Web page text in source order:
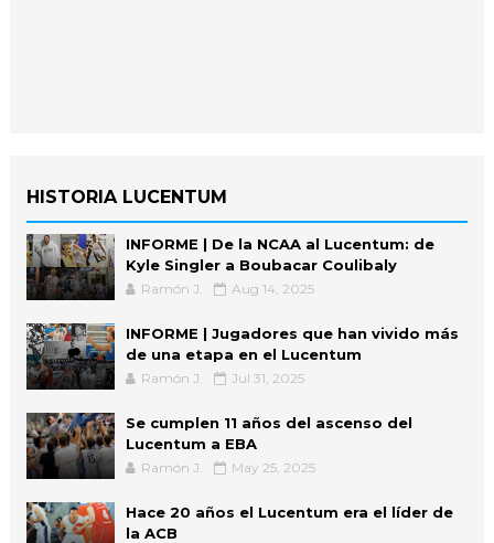
HISTORIA LUCENTUM
INFORME | De la NCAA al Lucentum: de
Kyle Singler a Boubacar Coulibaly
Ramón J. Aug 14, 2025
INFORME | Jugadores que han vivido más
de una etapa en el Lucentum
Ramón J. Jul 31, 2025
Se cumplen 11 años del ascenso del
Lucentum a EBA
Ramón J. May 25, 2025
Hace 20 años el Lucentum era el líder de
la ACB